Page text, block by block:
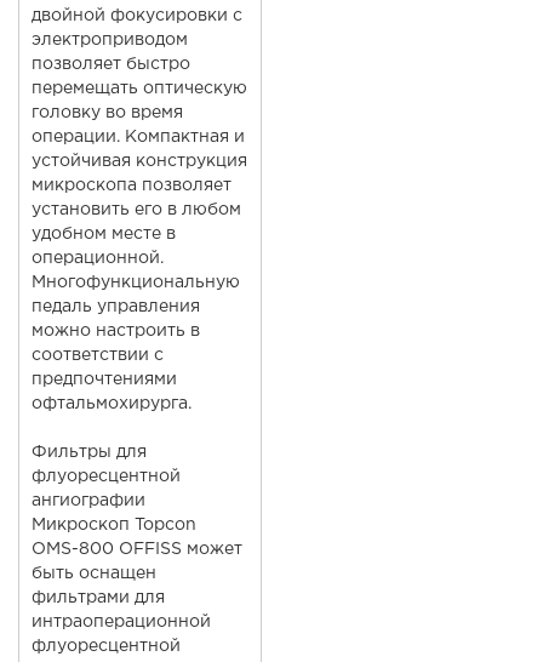
двойной фокусировки с
электроприводом
позволяет быстро
перемещать оптическую
головку во время
операции. Компактная и
устойчивая конструкция
микроскопа позволяет
установить его в любом
удобном месте в
операционной.
Многофункциональную
педаль управления
можно настроить в
соответствии с
предпочтениями
офтальмохирурга.
Фильтры для
флуоресцентной
ангиографии
Микроскоп Topcon
OMS-800 OFFISS может
быть оснащен
фильтрами для
интраоперационной
флуоресцентной